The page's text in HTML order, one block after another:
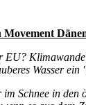
Movement
EU?
Wasser
Schnee in